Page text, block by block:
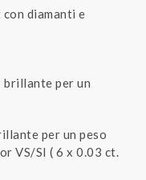
diamanti e
per un
per un peso
VS/SI ( 6 x 0.03 ct.